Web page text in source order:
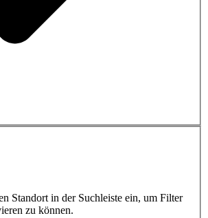
Standort in der Suchleiste ein, um Filter
zu können.